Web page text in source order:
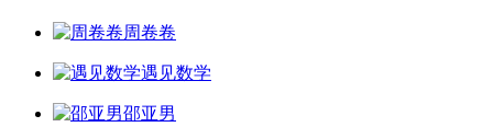
周卷卷
遇见数学
邵亚男